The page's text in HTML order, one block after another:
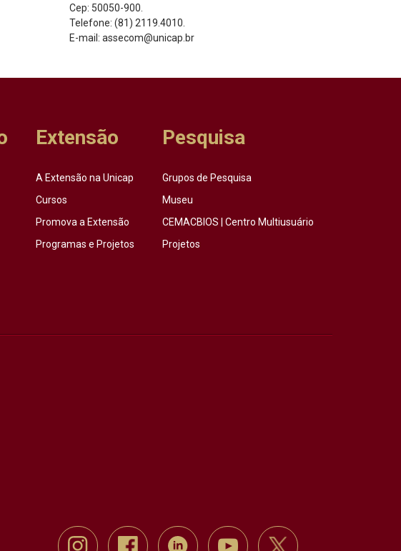
Cep: 50050-900.
Telefone: (81) 2119.4010.
E-mail: assecom@unicap.br
Extensão
A Extensão na Unicap
Cursos
Promova a Extensão
Programas e Projetos
Pesquisa
Grupos de Pesquisa
Museu
CEMACBIOS | Centro Multiusuário
Projetos